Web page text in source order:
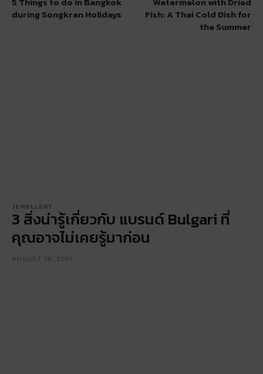
during Songkran Holidays
Fish: A Thai Cold Dish for
the Summer
JEWELLERY
3 สิ่งน่ารู้เกี่ยวกับ แบรนด์ Bulgari ที่
คุณอาจไม่เคยรู้มาก่อน
AUGUST 28, 2025